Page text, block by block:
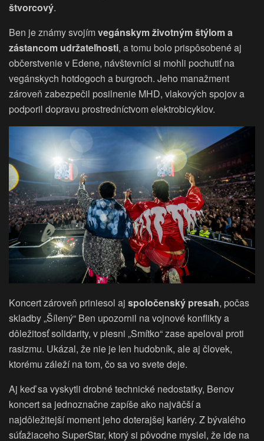
štvorcový.
Ben je známy svojímvegánskym životným štýlom a
zástancom udržateľnosti, a tomu bolo prispôsobené aj
občerstvenie v Edene, návštevníci si mohli pochutiť na
vegánskych hotdogoch a burgroch. Jeho manažment
zároveň zabezpečil posilnenie MHD, vlakových spojov a
podporil dopravu prostredníctvom elektrobicyklov.
Koncert zároveň priniesol aj spoločenský presah, počas
skladby „Šílený“ Ben upozornil na vojnové konflikty a
dôležitosť solidarity, v piesni „Smítko“ zase apeloval proti
rasizmu. Ukázal, že nie je len hudobník, ale aj človek,
ktorému záleží na tom, čo sa vo svete deje.
Aj keď sa vyskytli drobné technické nedostatky, Benov
koncert sa jednoznačne zapíše ako najväčší a
najdôležitejší moment jeho doterajšej kariéry. Z bývalého
súťažiaceho SuperStar, ktorý si pôvodne myslel, že ide na